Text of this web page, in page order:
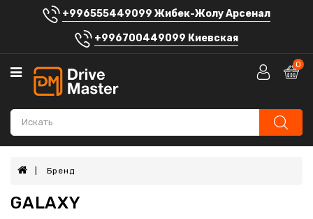
+996555449099 Жибек-Жолу Арсенал
+996700449099 Киевская
Категории
Аккумуляторы
Автомагнитолы
Штатные
устройства
Автозвук
0
Бренд
GALAXY